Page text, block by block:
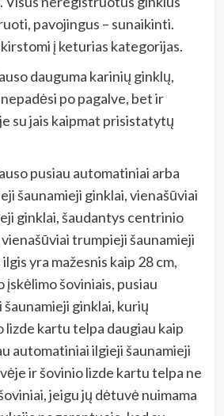
pavojingus – sunaikinti.
į keturias kategorijas.
dauguma karinių ginklų,
po pagalve, bet ir
su jais kaipmat prisistatytų
pusiau automatiniai arba
šaunamieji ginklai, vienašūviai
ginklai, šaudantys centrinio
trumpieji šaunamieji
yra mažesnis kaip 28 cm,
įskėlimo šoviniais, pusiau
ginklai, kurių
lizde kartu telpa daugiau kaip
automatiniai ilgieji šaunamieji
ir šovinio lizde kartu telpa ne
jeigu jų dėtuvė nuimama